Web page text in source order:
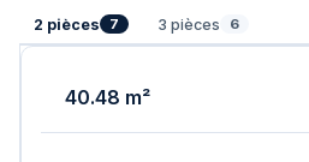
2 pièces 7 3 pièces 6
40.48 m²